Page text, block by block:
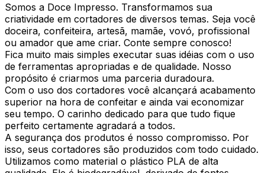
Somos a Doce Impresso. Transformamos sua
criatividade em cortadores de diversos temas. Seja você
doceira, confeiteira, artesã, mamãe, vovó, profissional
ou amador que ame criar. Conte sempre conosco!
Fica muito mais simples executar suas idéias com o uso
de ferramentas apropriadas e de qualidade. Nosso
propósito é criarmos uma parceria duradoura.
Com o uso dos cortadores você alcançará acabamento
superior na hora de confeitar e ainda vai economizar
seu tempo. O carinho dedicado para que tudo fique
perfeito certamente agradará a todos.
A segurança dos produtos é nosso compromisso. Por
isso, seus cortadores são produzidos com todo cuidado.
Utilizamos como material o plástico PLA de alta